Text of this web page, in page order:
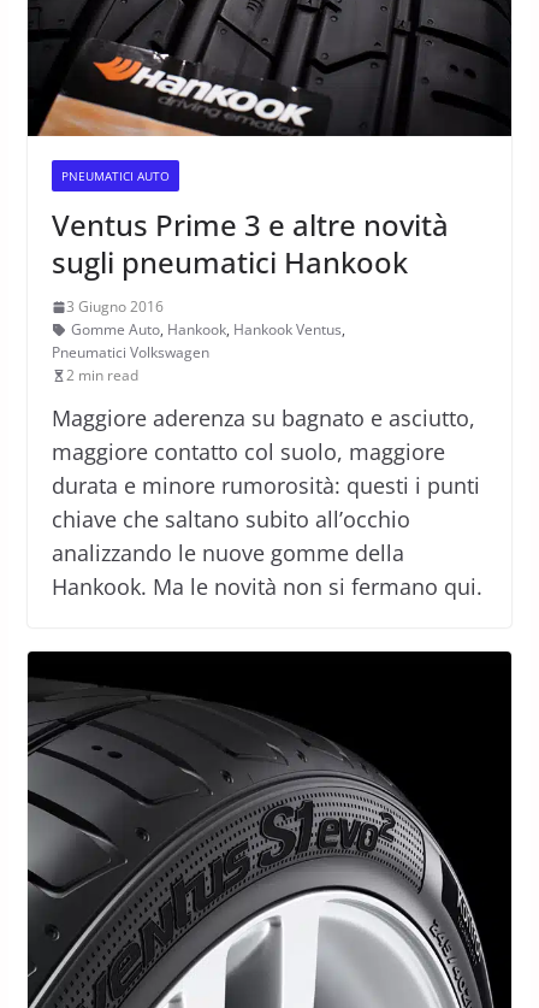
PNEUMATICI AUTO
Ventus Prime 3 e altre novità
sugli pneumatici Hankook
3 Giugno 2016
Gomme Auto, Hankook, Hankook Ventus,
Pneumatici Volkswagen
2 min read
Maggiore aderenza su bagnato e asciutto,
maggiore contatto col suolo, maggiore
durata e minore rumorosità: questi i punti
chiave che saltano subito all’occhio
analizzando le nuove gomme della
Hankook. Ma le novità non si fermano qui.